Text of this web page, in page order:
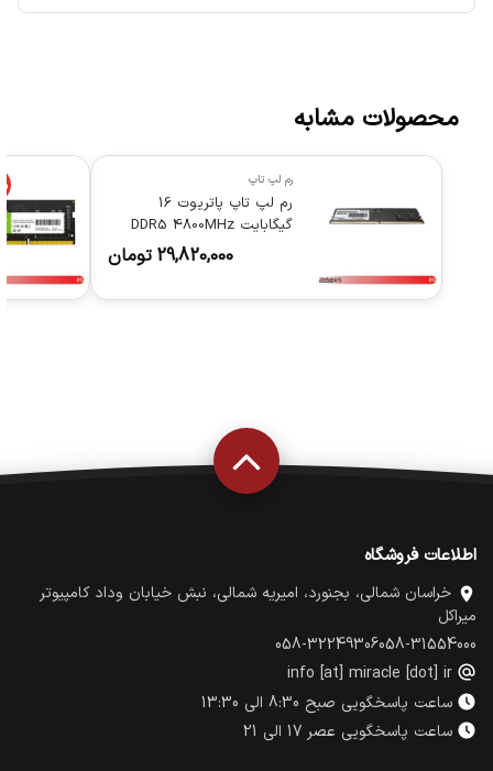
محصولات مشابه
رم لپ تاپ
رم لپ تاپ پاتریوت 16
گیگابایت DDR5 4800MHz
29,820,000 تومان
اطلاعات فروشگاه
خراسان شمالی، بجنورد، امیریه شمالی، نبش خیابان وداد کامپیوتر
میراکل
058-31554000
058-32249306
info [at] miracle [dot] ir
ساعت پاسخگویی صبح 8:30 الی 13:30
ساعت پاسخگویی عصر 17 الی 21